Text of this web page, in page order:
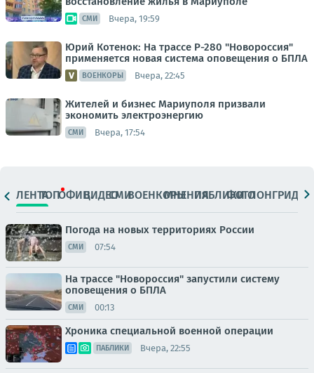
СМИ Вчера, 19:59
Юрий Котенок: На трассе Р-280 "Новороссия"
применяется новая система оповещения о БПЛА
ВОЕНКОРЫ Вчера, 22:45
Жителей и бизнес Мариуполя призвали
экономить электроэнергию
СМИ Вчера, 17:54
ЛЕНТАТОПОФИЦ.ВИДЕОСМИВОЕНКОРЫМНЕНИЯПАБЛИКИ
ФОТОЛОНГРИДЫ
Погода на новых территориях России
СМИ 07:54
На трассе "Новороссия" запустили систему
оповещения о БПЛА
СМИ 00:13
Хроника специальной военной операции
ПАБЛИКИ Вчера, 22:55